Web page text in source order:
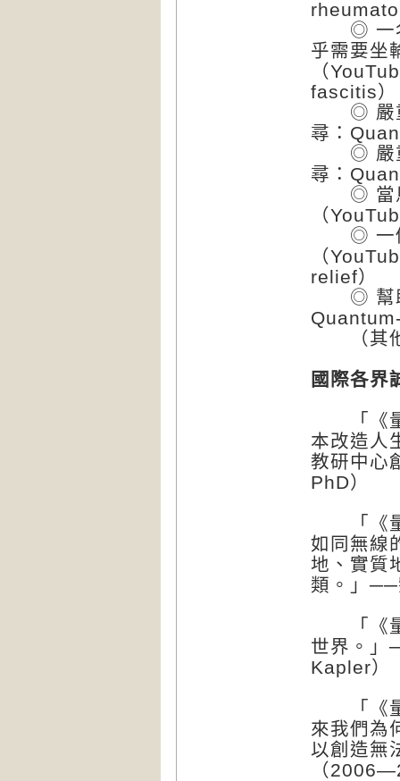
◎ 一名
乎需要坐
（
fascitis
◎ 嚴重
尋：
◎ 嚴重
尋：
◎ 當馬
（
◎ 一個
（
relief）
◎ 幫助
（其他
國際各界
「《量
本改造人
教研中心
PhD）
「《量
如同無線
地、實質
類。」
「《量
世界。」
Kapler）
「《量
來我們為
以創造無
（